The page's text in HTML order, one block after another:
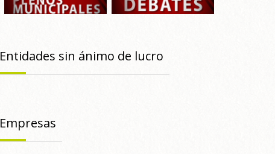
Entidades sin ánimo de lucro
Empresas